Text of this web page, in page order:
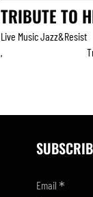
TRIBUTE TO
Live Music Jazz&resist
Email*